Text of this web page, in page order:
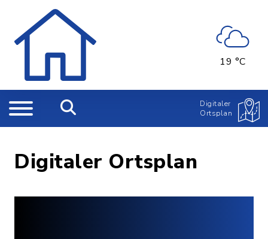
19 °C
Digitaler
Ortsplan
Digitaler Ortsplan